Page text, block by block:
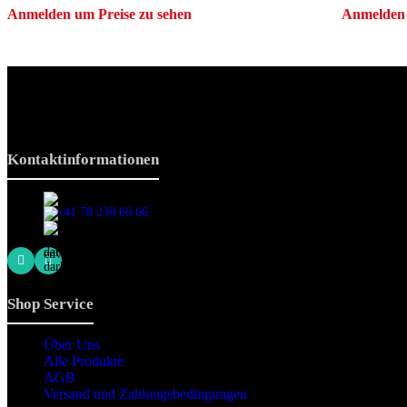
Anmelden um Preise zu sehen Anmelden
Wir sind stets bemüht, alle Zutaten, Nährwerte und Allergien
Kontaktinformationen
Stationsstrasse 33 , 8306 Brüttisellen Zürich / SCHWEIZ
+41 78 230 66 66
snaxgmbh@gmail.com
Shop Service
Über Uns
Alle Produkte
AGB
Versand und Zahlungsbedingungen